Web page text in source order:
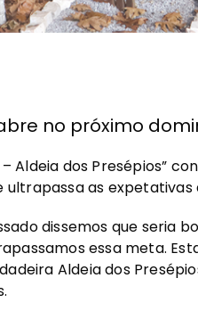
no próximo
Aldeia dos Presépios”
ultrapassa as expetativas
dissemos que seria
essa meta.
Aldeia dos